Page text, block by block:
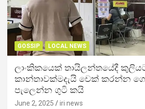
GOSSIP LOCAL NEWS
ලාංකිකයෙක් තායිලන්තයේදී
කාන්තාවක්මදැයි චෙක් කරන්න
පැලෙන්න ගුටි කයි
June 2, 2025 iri news